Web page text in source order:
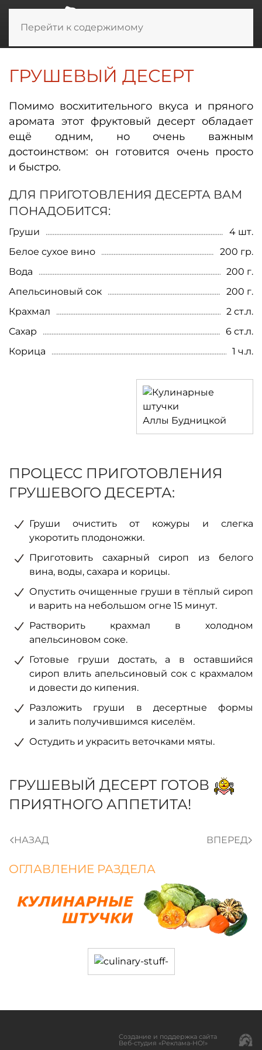
Перейти к содержимому
ГРУШЕВЫЙ ДЕСЕРТ
Помимо восхитительного вкуса и пряного
аромата этот фруктовый десерт обладает
ещё одним, но очень важным
достоинством: он готовится очень просто
и быстро.
ДЛЯ ПРИГОТОВЛЕНИЯ ДЕСЕРТА ВАМ
ПОНАДОБИТСЯ:
Груши
4 шт.
Белое сухое вино
200 гр.
Вода
200 г.
Апельсиновый сок
200 г.
Крахмал
2 ст.л.
Сахар
6 ст.л.
Корица
1 ч.л.
ПРОЦЕСС ПРИГОТОВЛЕНИЯ
ГРУШЕВОГО ДЕСЕРТА:
Груши очистить от кожуры и слегка
укоротить плодоножки.
Приготовить сахарный сироп из белого
вина, воды, сахара и корицы.
Опустить очищенные груши в тёплый сироп
и варить на небольшом огне 15 минут.
Растворить крахмал в холодном
апельсиновом соке.
Готовые груши достать, а в оставшийся
сироп влить апельсиновый сок с крахмалом
и довести до кипения.
Разложить груши в десертные формы
и залить получившимся киселём.
Остудить и украсить веточками мяты.
ГРУШЕВЫЙ ДЕСЕРТ ГОТОВ
ПРИЯТНОГО АППЕТИТА!
НАЗАД ВПЕРЕД
ОГЛАВЛЕНИЕ РАЗДЕЛА
Создание и поддержка сайта
Веб-студия «Реклама-НО!»